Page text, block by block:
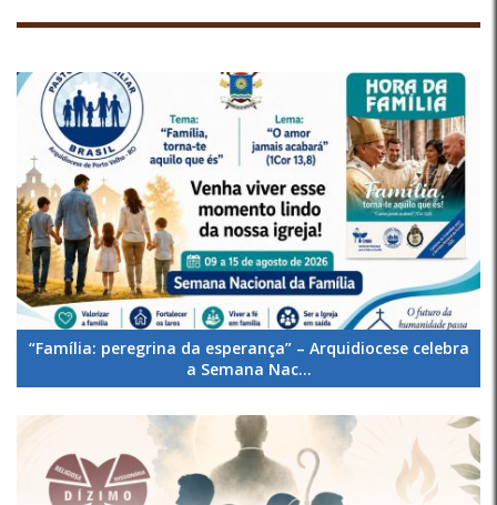
“Família: peregrina da esperança” – Arquidiocese celebra
a Semana Nac...